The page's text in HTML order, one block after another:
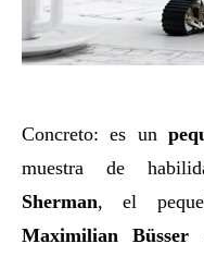
Concreto: es un
muestra de
Sherman, el
Maximilian Büsser